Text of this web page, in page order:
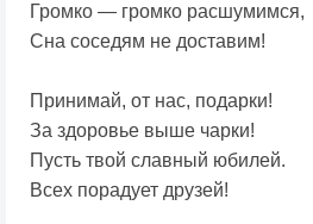
Громко — громко расшумимся,
Сна соседям не доставим!
Принимай, от нас, подарки!
За здоровье выше чарки!
Пусть твой славный юбилей.
Всех порадует друзей!